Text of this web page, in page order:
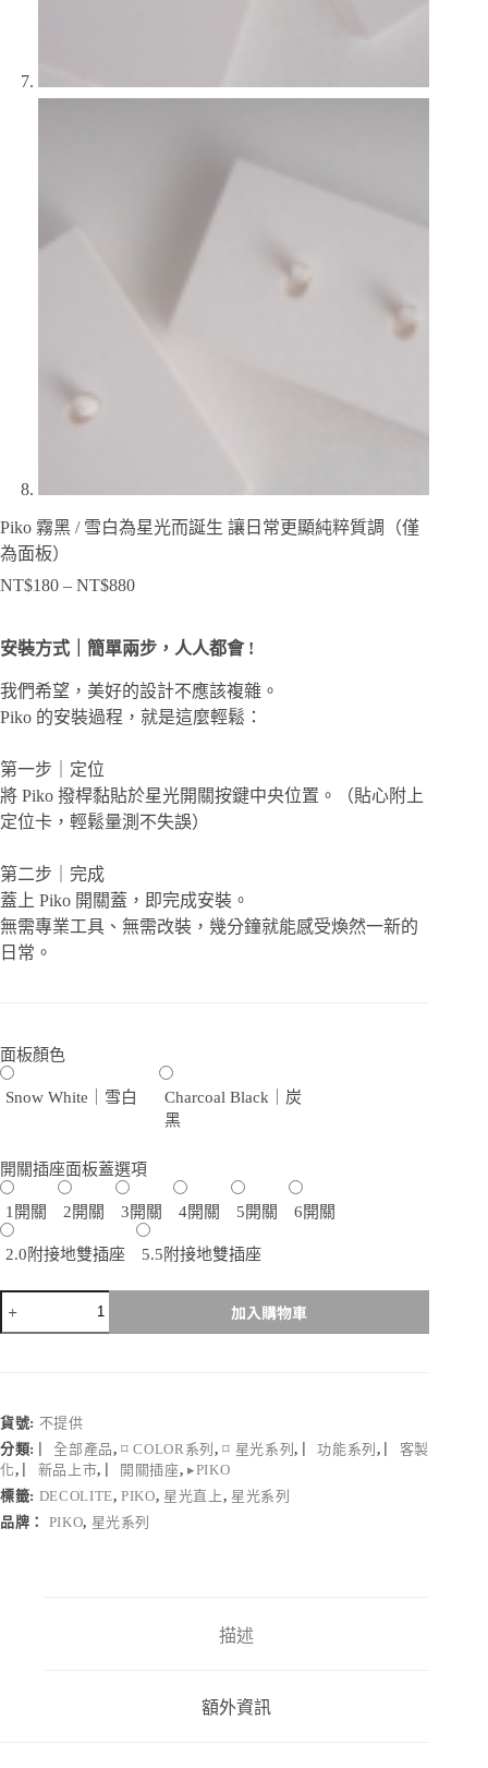
Piko 霧黑 / 雪白為星光而誕生 讓日常更顯純粹質調（僅
為面板）
NT$180 – NT$880價
範
NT$180
到
安裝方式｜簡單兩步，人人都會 !
我們希望，美好的設計不應該複雜。
Piko 的安裝過程，就是這麼輕鬆：
第一步｜定位
將 Piko 撥桿黏貼於星光開關按鍵中央位置。（貼心附上
定位卡，輕鬆量測不失誤）
第二步｜完成
蓋上 Piko 開關蓋，即完成安裝。
無需專業工具、無需改裝，幾分鐘就能感受煥然一新的
日常。
面板顏色
Snow White｜雪白
Charcoal Black｜炭
黑
開關插座面板蓋選項
1開關 2開關 3開關 4開關 5開關 6開關
2.0附接地雙插座 5.5附接地雙插座
Piko
霧
為
星
光
而
誕
加入購物車
貨號: 不提供
分類:
▏全部產品,⌑ COLOR系列,⌑ 星光系列, ▏功能系列 ,
▏客製
化, ▏新品上市, ▏開關插座,▸PIKO
標籤: DECOLITE,PIKO, 星光直上, 星光系列
品牌： PIKO, 星光系列
描述
額外資訊